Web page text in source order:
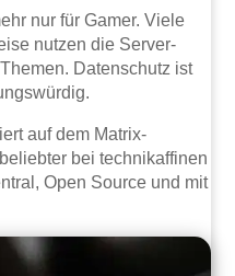
nur für Gamer. Viele
nutzen die Server-
Datenschutz ist
auf dem Matrix-
bei technikaffinen
Open Source und mit